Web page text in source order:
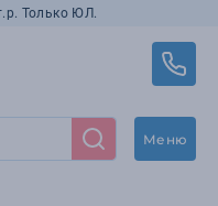
Только ЮЛ.
Меню